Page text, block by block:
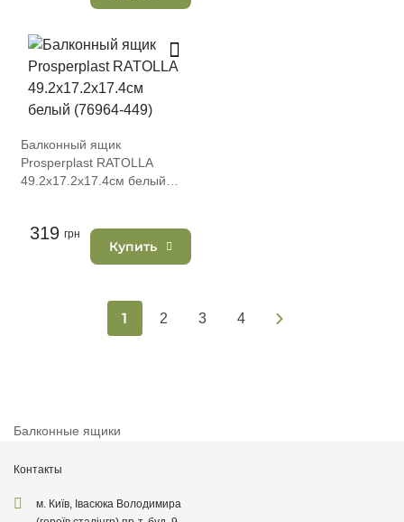
Балконный ящик
Prosperplast RATOLLA
49.2х17.2х17.4см белый
319 грн
Купить
1 2 3 4
Балконные ящики
Контакты
м. Київ, Івасюка Володимира